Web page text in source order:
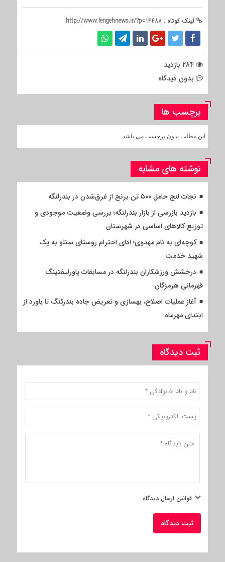
لینک کوتاه : http://www.lengehnews.ir/?p=14488
بدون دیدگاه
برچسب ها
این مطلب بدون برچسب می باشد.
نوشته های مشابه
نجات لنج حامل ۵۰۰ تن برنج از غرق‌شدن در بندرلنگه
بازدید بازرسی از بازار بندرلنگه؛ بررسی وضعیت موجودی و
توزیع کالاهای اساسی در شهرستان
کوچه‌ای به نام مهدوی؛ ادای احترام روستای ستلو به یک
شهید خدمت
درخشش ورزشکاران بندرلنگه در مسابقات پاورلیفتینگ
قهرمانی هرمزگان
آغاز عملیات اصلاح، بهسازی و تعریض جاده بندرکنگ تا باورد از
ابتدای مهرماه
ثبت دیدگاه
قوانین ارسال دیدگاه
ثبت دیدگاه